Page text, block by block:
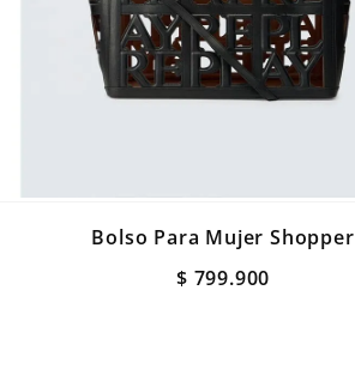
Bolso Para Mujer Shopper
$ 799.900